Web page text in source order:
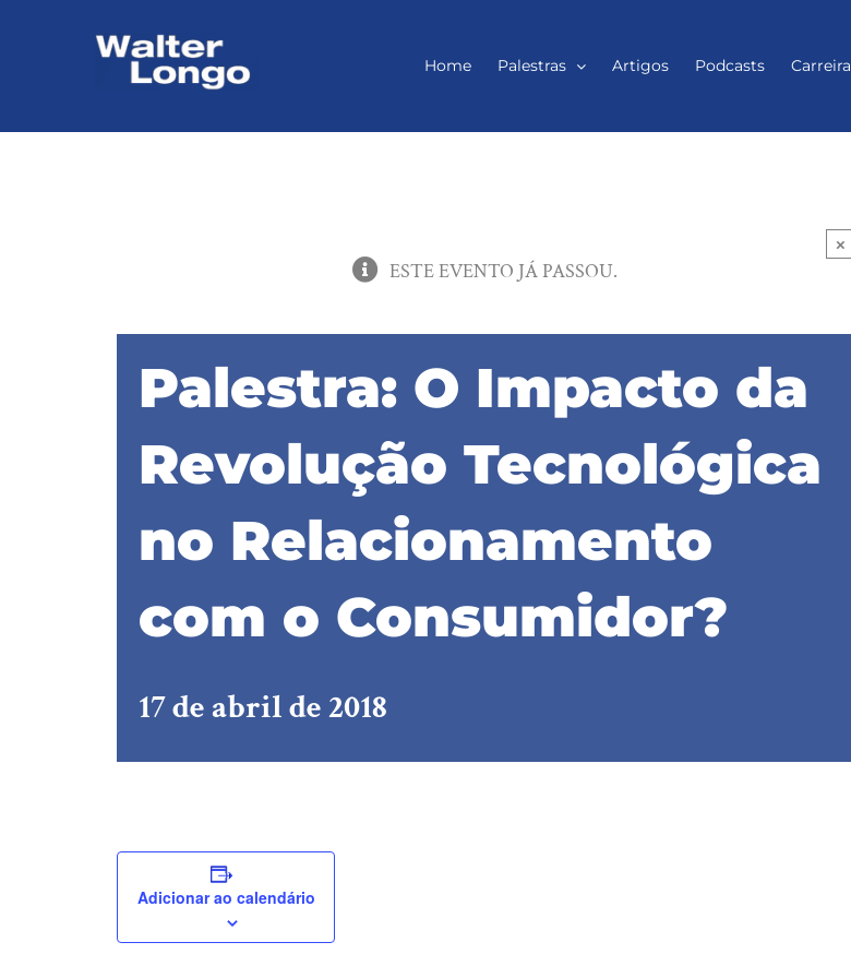
Home Palestras Artigos Podcasts Carreira
×
ESTE EVENTO JÁ PASSOU.
Palestra: O Impacto da
Revolução Tecnológica
no Relacionamento
com o Consumidor?
17 de abril de 2018
Adicionar ao calendário